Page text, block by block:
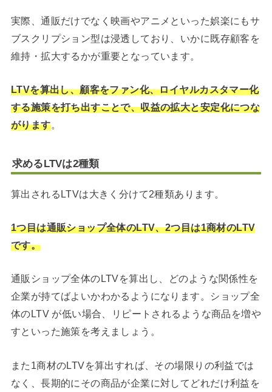
実際、通販だけでなく映画やアニメといった娯楽にもサ
ブスクリプション型は浸透しており、いかに既存顧客を
維持・拡大するかが重要となっています。
LTVを算出し、顧客をファン化、ロイヤルカスタマー化
する施策を打ち出すことで、収益の拡大と安定化につな
がります。
求めるLTVは2種類
算出されるLTVは大きく分けて2種類あります。
1つ目は通販ショップ全体のLTV、2つ目は1商材のLTV
です。
通販ショップ全体のLTVを算出し、どのような関係性を
企業が持てばよいかわかるようになります。ショップ全
体のLTV が低い場合、リピートされるような商品を増や
すといった施策を考えましょう。
また1商材のLTVを算出すれば、その場限りの利益では
なく、長期的にその商品が企業に対してどれだけ利益を